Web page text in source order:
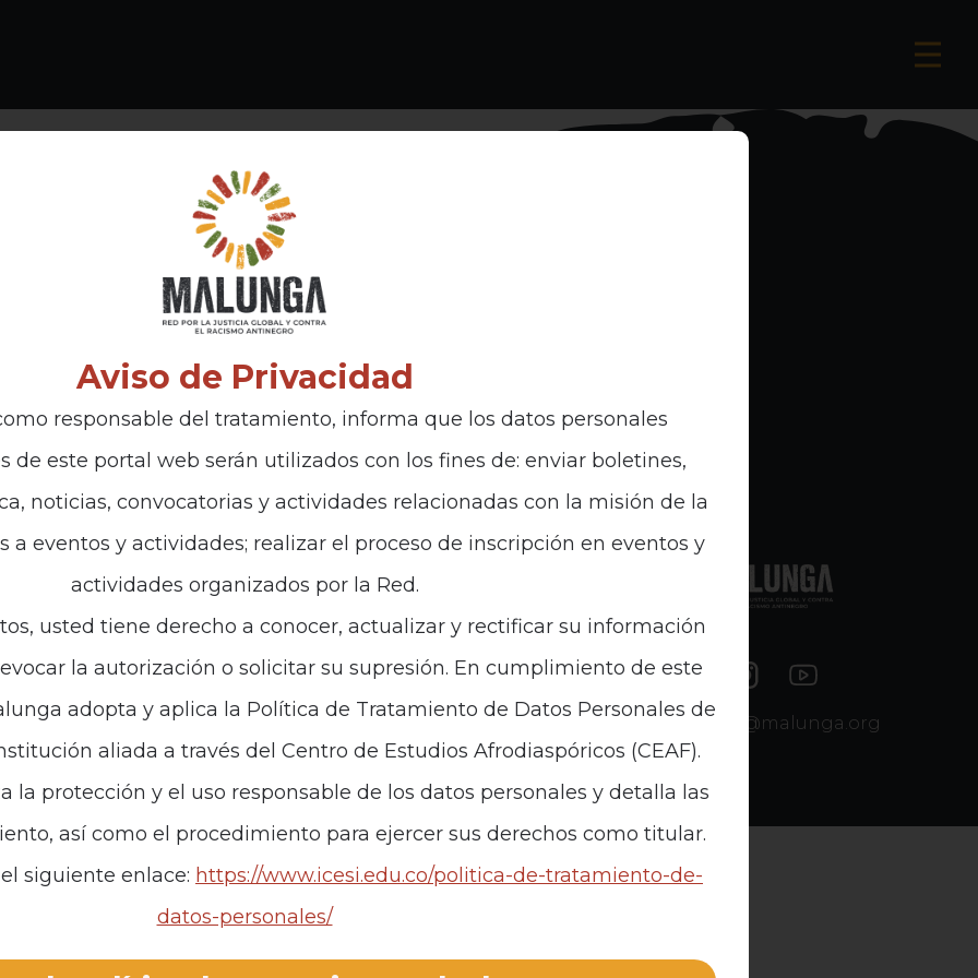
interés Políticas
Política de Tratamiento de Datos
contacto@malunga.org
Aviso de Privacidad
responsable del tratamiento, informa que los datos personales
de este portal web serán utilizados con los fines de: enviar boletines,
noticias, convocatorias y actividades relacionadas con la misión de la
a eventos y actividades; realizar el proceso de inscripción en eventos y
actividades organizados por la Red.
usted tiene derecho a conocer, actualizar y rectificar su información
la autorización o solicitar su supresión. En cumplimiento de este
adopta y aplica la Política de Tratamiento de Datos Personales de
aliada a través del Centro de Estudios Afrodiaspóricos (CEAF).
la protección y el uso responsable de los datos personales y detalla las
así como el procedimiento para ejercer sus derechos como titular.
siguiente enlace: https://www.icesi.edu.co/politica-de-tratamiento-de-
datos-personales/